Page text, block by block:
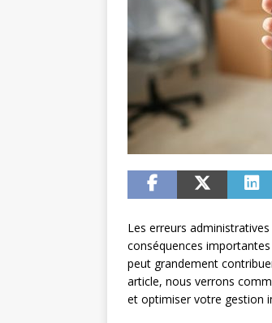
Les erreurs
conséquences
peut grandement
article, nous verrons
et optimiser votre gestion